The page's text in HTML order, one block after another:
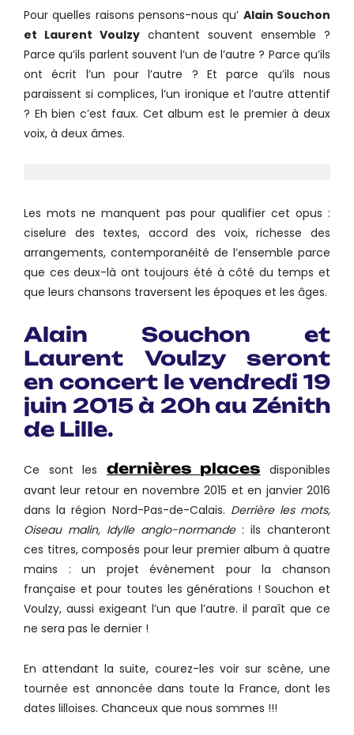
Pour quelles raisons pensons-nous qu’ Alain Souchon
et Laurent Voulzy chantent souvent ensemble ?
Parce qu’ils parlent souvent l’un de l’autre ? Parce qu’ils
ont écrit l’un pour l’autre ? Et parce qu’ils nous
paraissent si complices, l’un ironique et l’autre attentif
? Eh bien c’est faux. Cet album est le premier à deux
voix, à deux âmes.
Les mots ne manquent pas pour qualifier cet opus :
ciselure des textes, accord des voix, richesse des
arrangements, contemporanéité de l’ensemble parce
que ces deux-là ont toujours été à côté du temps et
que leurs chansons traversent les époques et les âges.
Alain Souchon et
Laurent Voulzy seront
en concert le vendredi 19
juin 2015 à 20h au Zénith
de Lille.
Ce sont les dernières places disponibles
avant leur retour en novembre 2015 et en janvier 2016
dans la région Nord-Pas-de-Calais. Derrière les mots,
Oiseau malin, Idylle anglo-normande: ils chanteront
ces titres, composés pour leur premier album à quatre
mains : un projet évènement pour la chanson
française et pour toutes les générations ! Souchon et
Voulzy, aussi exigeant l’un que l’autre. il paraît que ce
ne sera pas le dernier !
En attendant la suite, courez-les voir sur scène, une
tournée est annoncée dans toute la France, dont les
dates lilloises. Chanceux que nous sommes !!!